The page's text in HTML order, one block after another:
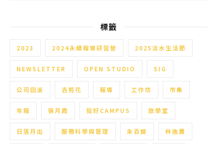
標籤
2023 2024永續報導研習營 2025淡水生活節
NEWSLETTER OPEN STUDIO SIG
公司田溪 吉剪花 報導 工作坊 市集
年報 張月霞 挺好CAMPUS 旅學堂
日落月出 服務科學與管理 朱百鏡 林逸農